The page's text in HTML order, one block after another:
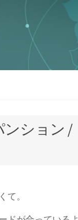
ンション /
て。